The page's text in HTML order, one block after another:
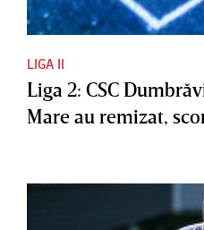
LIGA II
Liga 2: CSC
Mare au remizat,